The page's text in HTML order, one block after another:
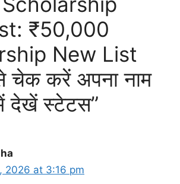
₹50,000
New List
चेक करें अपना नाम
में देखें स्टेटस”
2026 at 3:16 pm